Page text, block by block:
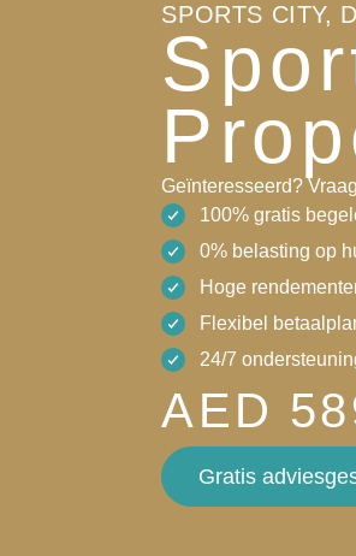
SPORTS CITY,
Geïnteresseerd?
100% gratis
0% belasting op
Hoge
Flexibel
24/7
AED
Gratis